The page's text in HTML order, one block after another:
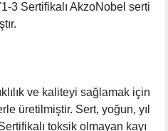
3 Sertifikalı AkzoNobel serti
ve kaliteyi sağlamak için
üretilmiştir. Sert, yoğun, yıl
toksik olmayan kayı